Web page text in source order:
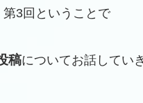
第3回ということで
稿についてお話してい